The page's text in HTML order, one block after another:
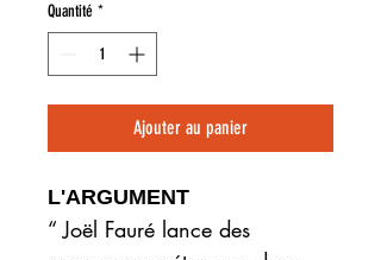
Quantité *
Ajouter au panier
L'ARGUMENT
“ Joël Fauré lance des